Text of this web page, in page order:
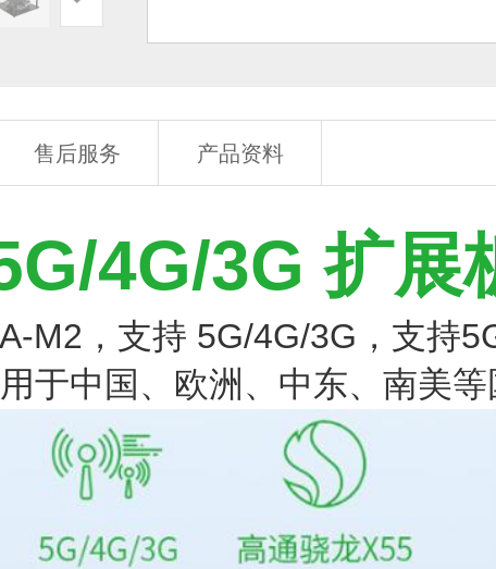
售后服务 产品资料
4G/3G 扩展
M2，支持 5G/4G/3G，支持
于中国、欧洲、中东、南美